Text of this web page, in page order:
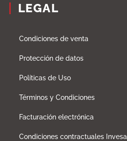
LEGAL
Condiciones de venta
Protección de datos
Políticas de Uso
Términos y Condiciones
Facturación electrónica
Condiciones contractuales Invesa